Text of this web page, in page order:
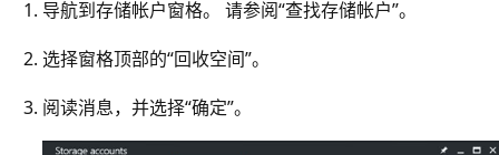
导航到存储帐户窗格。 请参阅“查找存储帐户”。
选择窗格顶部的“回收空间”。
阅读消息，并选择“确定”。